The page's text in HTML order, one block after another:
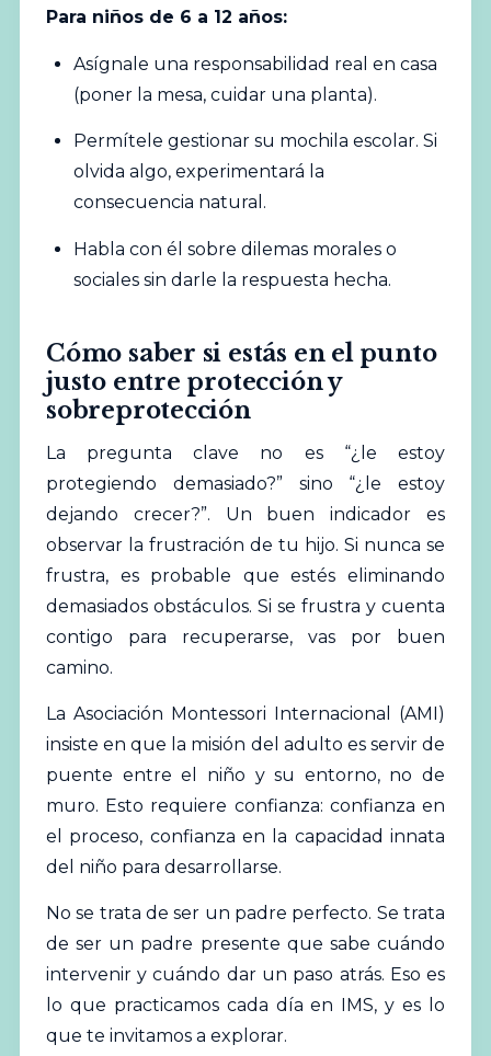
Para niños de 6 a 12 años:
Asígnale una responsabilidad real en casa
(poner la mesa, cuidar una planta).
Permítele gestionar su mochila escolar. Si
olvida algo, experimentará la
consecuencia natural.
Habla con él sobre dilemas morales o
sociales sin darle la respuesta hecha.
Cómo saber si estás en el punto
justo entre protección y
sobreprotección
La pregunta clave no es “¿le estoy
protegiendo demasiado?” sino “¿le estoy
dejando crecer?”. Un buen indicador es
observar la frustración de tu hijo. Si nunca se
frustra, es probable que estés eliminando
demasiados obstáculos. Si se frustra y cuenta
contigo para recuperarse, vas por buen
camino.
La Asociación Montessori Internacional (AMI)
insiste en que la misión del adulto es servir de
puente entre el niño y su entorno, no de
muro. Esto requiere confianza: confianza en
el proceso, confianza en la capacidad innata
del niño para desarrollarse.
No se trata de ser un padre perfecto. Se trata
de ser un padre presente que sabe cuándo
intervenir y cuándo dar un paso atrás. Eso es
lo que practicamos cada día en IMS, y es lo
que te invitamos a explorar.